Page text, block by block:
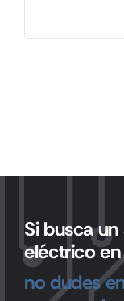
Si busca
eléctrico en
no dudes